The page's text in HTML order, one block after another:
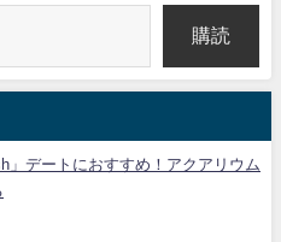
購読
」デートにおすすめ！アクアリウム